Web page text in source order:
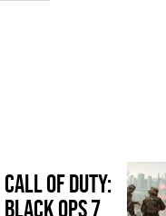
Call of Duty:
Black Ops 7